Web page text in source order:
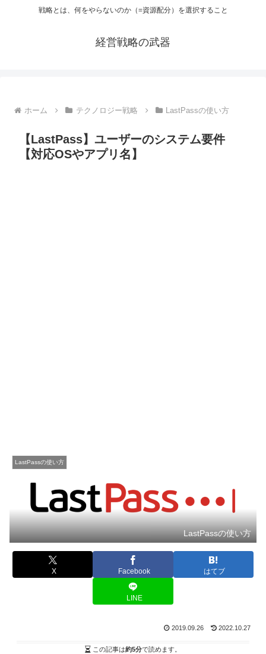
戦略とは、何をやらないのか（=資源配分）を選択すること
経営戦略の武器
ホーム テクノロジー戦略 LastPassの使い方
【LastPass】ユーザーのシステム要件
【対応OSやアプリ名】
LastPassの使い方
LastPassの使い方
X Facebook はてブ
LINE
2019.09.26 2022.10.27
この記事は約5分で読めます。